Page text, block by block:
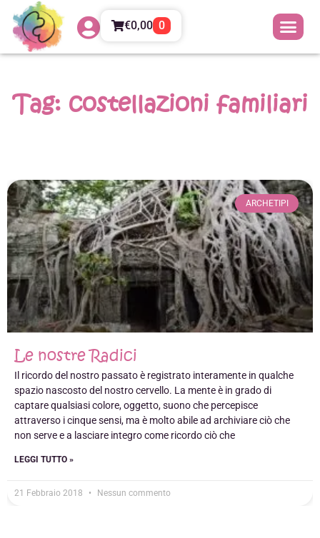
€0,00 0
Tag: costellazioni familiari
ARCHETIPI
Le nostre Radici
Il ricordo del nostro passato è registrato interamente in qualche
spazio nascosto del nostro cervello. La mente è in grado di
captare qualsiasi colore, oggetto, suono che percepisce
attraverso i cinque sensi, ma è molto abile ad archiviare ciò che
non serve e a lasciare integro come ricordo ciò che
LEGGI TUTTO »
21 Febbraio 2018 Nessun commento